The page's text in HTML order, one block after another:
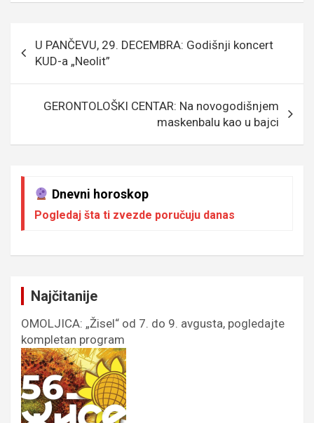
o
o
k
g
e
g
er
A
p
p
Кретање
чланка
U PANČEVU, 29. DECEMBRA: Godišnji koncert
KUD-a „Neolit”
GERONTOLOŠKI CENTAR: Na novogodišnjem
maskenbalu kao u bajci
Dnevni horoskop
Pogledaj šta ti zvezde poručuju danas
Najčitanije
OMOLJICA: „Žisel“ od 7. do 9. avgusta, pogledajte
kompletan program